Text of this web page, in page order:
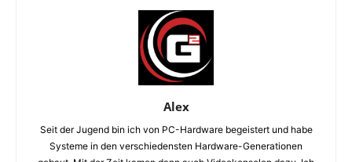
Alex
Seit der Jugend bin ich von PC-Hardware begeistert und habe
Systeme in den verschiedensten Hardware-Generationen